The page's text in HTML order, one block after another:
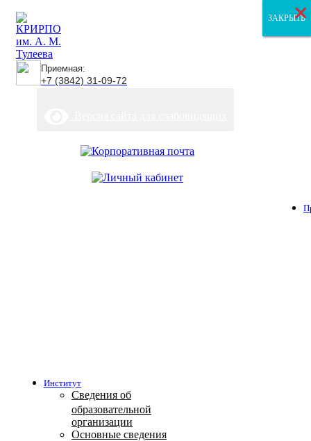
Приемная:
+7 (3842) 31-09-72
Институт
Сведения об
образовательной
организации
Основные сведения
ЗАКРЫТЬ
ЗАКРЫТЬ
ЗАКРЫТЬ
×
×
×